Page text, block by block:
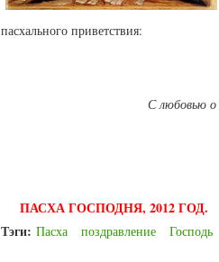
пасхального приветствия:
С любовью о
ПАСХА ГОСПОДНЯ, 2012 ГОД.
Тэги: Пасха поздравление Господь